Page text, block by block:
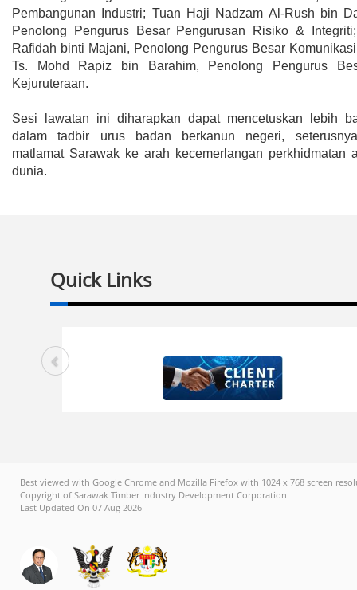
Pembangunan Industri; Tuan Haji Nadzam Al-Rush bin
Penolong Pengurus Besar Pengurusan Risiko &
Rafidah binti Majani, Penolong Pengurus Besar
Ts. Mohd Rapiz bin Barahim, Penolong Pengurus
Kejuruteraan.
Sesi lawatan ini diharapkan dapat mencetuskan lebih
dalam tadbir urus badan berkanun negeri,
matlamat Sarawak ke arah kecemerlangan perkhidmatan
dunia.
Quick Links
Best viewed with Google Chrome and Mozilla Firefox with 1024 x 768 screen
Copyright of Sarawak Timber Industry Development Corporation
Last Updated On 07 Aug 2026